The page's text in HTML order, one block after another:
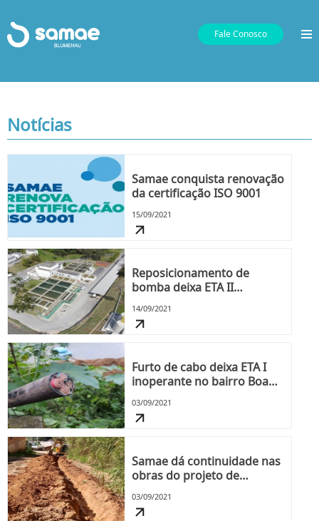
Fale Conosco
Notícias
Samae conquista renovação
da certificação ISO 9001
15/09/2021
Reposicionamento de
bomba deixa ETA II
14/09/2021
Furto de cabo deixa ETA I
inoperante no bairro Boa
03/09/2021
Samae dá continuidade nas
obras do projeto de
Muller
03/09/2021